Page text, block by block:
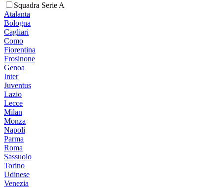
Squadra Serie A
Atalanta
Bologna
Cagliari
Como
Fiorentina
Frosinone
Genoa
Inter
Juventus
Lazio
Lecce
Milan
Monza
Napoli
Parma
Roma
Sassuolo
Torino
Udinese
Venezia